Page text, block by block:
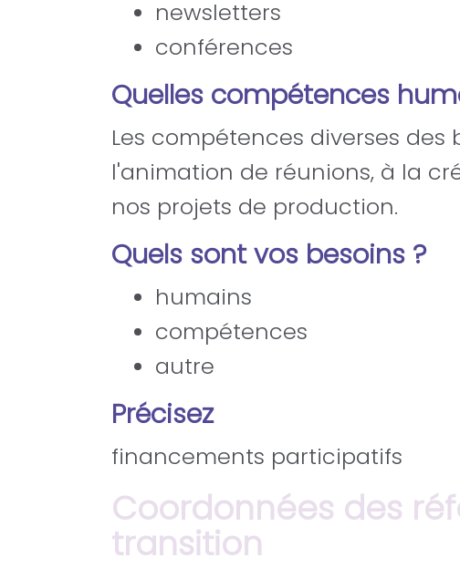
newsletters
conférences
Quelles compétences
Les compétences diverses
l'animation de réunions, à la
nos projets de production.
Quels sont vos besoins ?
humains
compétences
autre
Précisez
financements participatifs
Coordonnées des
transition